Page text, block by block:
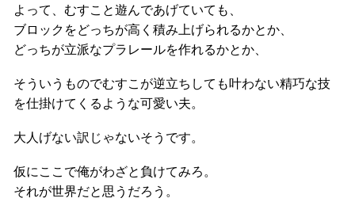
よって、むすこと遊んであげていても、
ブロックをどっちが高く積み上げられるかとか、
どっちが立派なプラレールを作れるかとか、
そういうものでむすこが逆立ちしても叶わない精巧な技
を仕掛けてくるような可愛い夫。
大人げない訳じゃないそうです。
仮にここで俺がわざと負けてみろ。
それが世界だと思うだろう。